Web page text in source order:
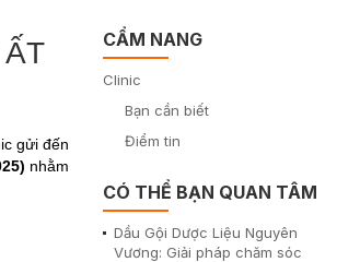
gửi đến
nhằm
CẨM NANG
Clinic
Bạn cần biết
Điểm tin
CÓ THỂ BẠN QUAN TÂM
Dầu Gội Dược Liệu Nguyên
Vương: Giải pháp chăm sóc